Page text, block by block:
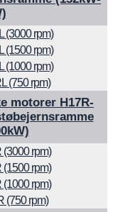
(3000 rpm)
(1500 rpm)
(1000 rpm)
(750 rpm)
motorer H17R-
(3000 rpm)
rpm)
rpm)
(750 rpm)